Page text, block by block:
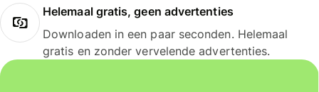
Helemaal gratis, geen advertenties
Downloaden in een paar seconden. Helemaal
gratis en zonder vervelende advertenties.